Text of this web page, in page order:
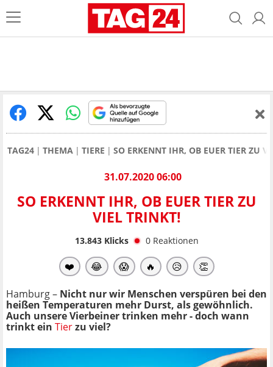
TAG24 THEMA TIERE SO ERKENNT IHR, OB EUER TIER ZU
31.07.2020 06:00
SO ERKENNT IHR, OB EUER TIER ZU
VIEL TRINKT!
13.843Klicks 0 Reaktionen
❤️ 😂 😱 🔥 😥 👏
Hamburg – Nicht nur wir Menschen verspüren bei den
heißen Temperaturen mehr Durst, als gewöhnlich.
Auch unsere Vierbeiner trinken mehr - doch wann
trinkt ein Tierzu viel?